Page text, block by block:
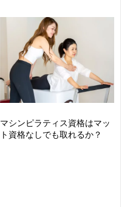
マシンピラティス資格はマッ
ト資格なしでも取れるか？